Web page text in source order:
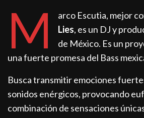
M arco Escutia, mejor
Lies, es un DJ y
de México. Es un
una fuerte promesa del Bass
Busca transmitir emociones
sonidos enérgicos, provocando
combinación de sensaciones